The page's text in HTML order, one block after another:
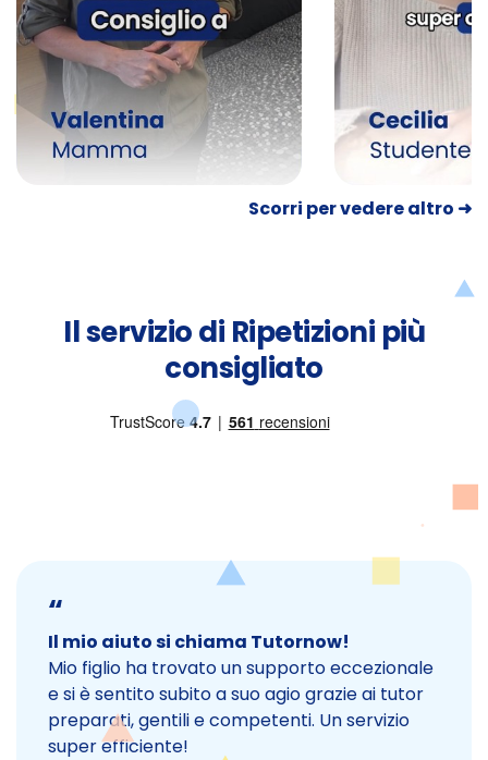
Scorri per vedere altro ➜
Il servizio di Ripetizioni più
consigliato
“
Il mio aiuto si chiama Tutornow!
Mio figlio ha trovato un supporto eccezionale
e si è sentito subito a suo agio grazie ai tutor
preparati, gentili e competenti. Un servizio
super efficiente!